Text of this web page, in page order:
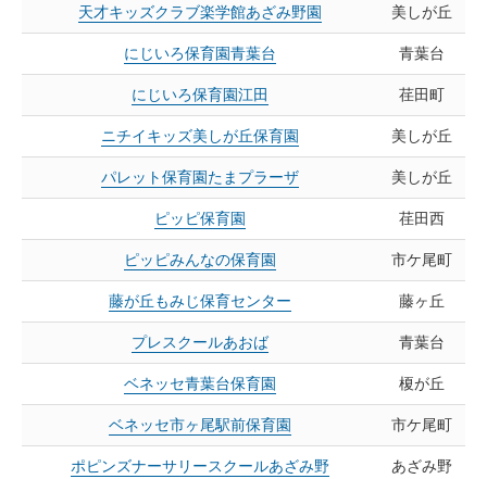
天才キッズクラブ楽学館あざみ野園 美しが丘
にじいろ保育園青葉台 青葉台
にじいろ保育園江田 荏田町
ニチイキッズ美しが丘保育園 美しが丘
パレット保育園たまプラーザ 美しが丘
ピッピ保育園 荏田西
ピッピみんなの保育園 市ケ尾町
藤が丘もみじ保育センター 藤ヶ丘
プレスクールあおば 青葉台
ベネッセ青葉台保育園 榎が丘
ベネッセ市ヶ尾駅前保育園 市ケ尾町
ポピンズナーサリースクールあざみ野 あざみ野